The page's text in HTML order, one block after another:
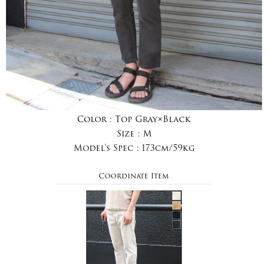
Color : Top Gray×Black
Size : M
Model's Spec : 173cm/59kg
Coordinate Item